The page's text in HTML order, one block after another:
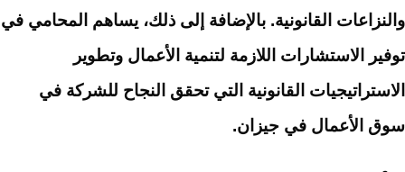
والنزاعات القانونية. بالإضافة إلى ذلك، يساهم المحامي في
توفير الاستشارات اللازمة لتنمية الأعمال وتطوير
الاستراتيجيات القانونية التي تحقق النجاح للشركة في
سوق الأعمال في جيزان.